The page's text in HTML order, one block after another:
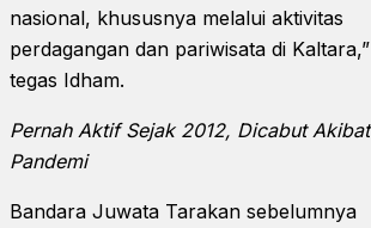
nasional, khususnya melalui aktivitas
perdagangan dan pariwisata di Kaltara,”
tegas Idham.
Pernah Aktif Sejak 2012, Dicabut Akibat
Pandemi
Bandara Juwata Tarakan sebelumnya